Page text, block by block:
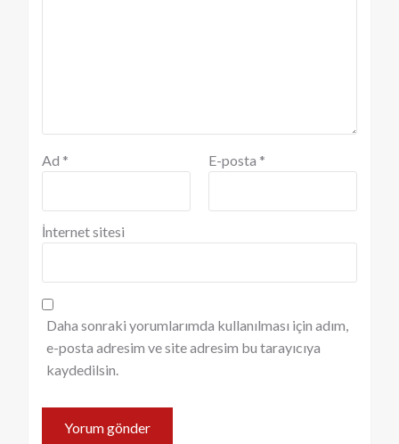
Ad * E-posta *
İnternet sitesi
Daha sonraki yorumlarımda kullanılması için adım,
e-posta adresim ve site adresim bu tarayıcıya
kaydedilsin.